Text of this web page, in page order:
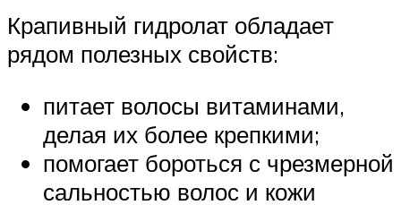
Крапивный гидролат обладает
рядом полезных свойств:
питает волосы витаминами,
делая их более крепкими;
помогает бороться с чрезмерной
сальностью волос и кожи